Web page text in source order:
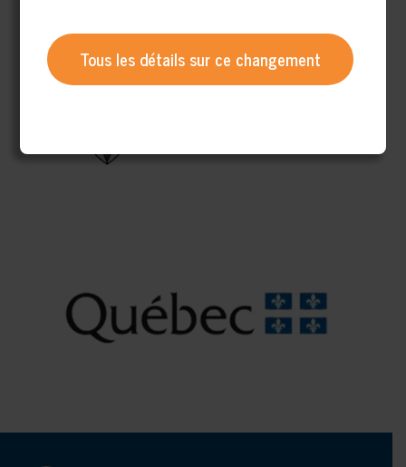
Tous les détails sur ce changement